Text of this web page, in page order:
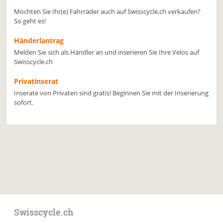
Möchten Sie Ihr(e) Fahrräder auch auf Swisscycle.ch verkaufen?
So geht es!
Händerlantrag
Melden Sie sich als Händler an und inserieren Sie Ihre Velos auf
Swisscycle.ch
Privatinserat
Inserate von Privaten sind gratis! Beginnen Sie mit der Inserierung
sofort.
Swisscycle.ch